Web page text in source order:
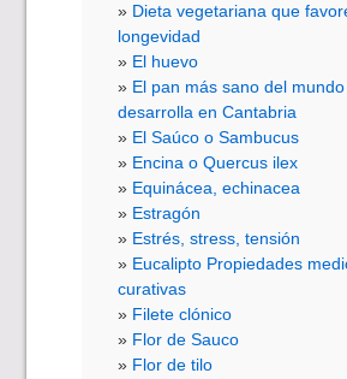
Dieta vegetariana que
longevidad
El huevo
El pan más sano del
desarrolla en Cantabria
El Saúco o Sambucus
Encina o Quercus ilex
Equinácea, echinacea
Estragón
Estrés, stress, tensión
Eucalipto Propiedades
curativas
Filete clónico
Flor de Sauco
Flor de tilo